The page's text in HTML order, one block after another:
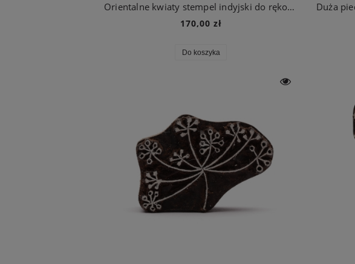
Orientalne kwiaty stempel indyjski do rękodzieła
170,00 zł
Do koszyka
Duża